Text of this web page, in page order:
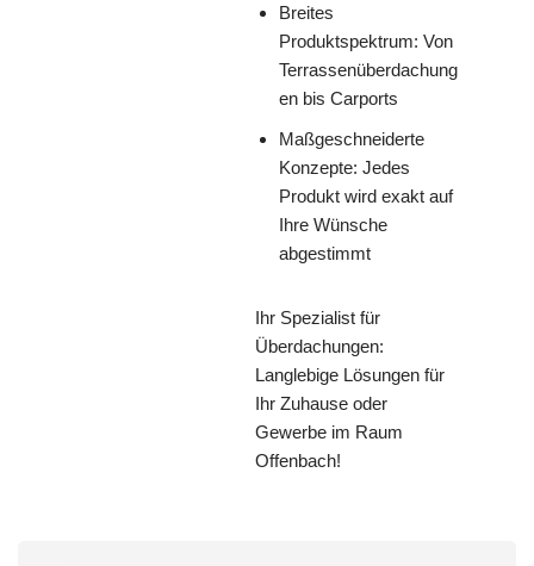
Breites
Produktspektrum: Von
Terrassenüberdachung
en bis Carports
Maßgeschneiderte
Konzepte: Jedes
Produkt wird exakt auf
Ihre Wünsche
abgestimmt
Ihr Spezialist für
Überdachungen:
Langlebige Lösungen für
Ihr Zuhause oder
Gewerbe im Raum
Offenbach!